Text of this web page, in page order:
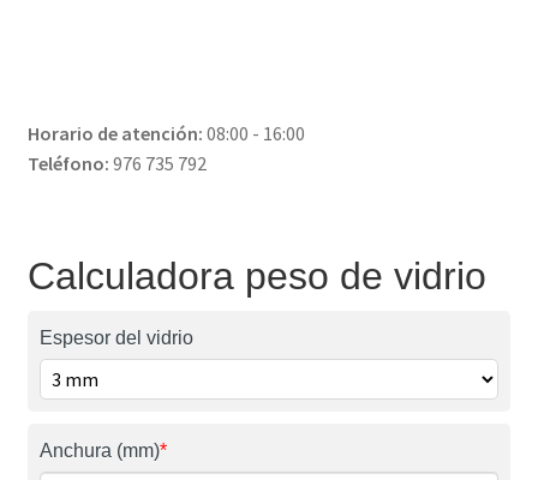
Horario de atención: 08:00 - 16:00
Teléfono: 976 735 792
Calculadora peso de vidrio
Espesor del vidrio
Anchura (mm)*